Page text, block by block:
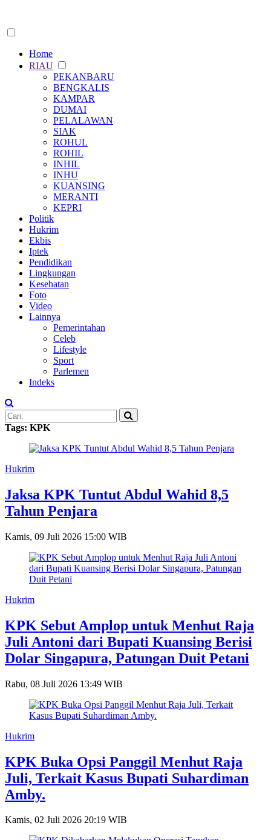
Home
RIAU
PEKANBARU
BENGKALIS
KAMPAR
DUMAI
PELALAWAN
SIAK
ROHUL
ROHIL
INHIL
INHU
KUANSING
MERANTI
KEPRI
Politik
Hukrim
Ekbis
Iptek
Pendidikan
Lingkungan
Kesehatan
Foto
Video
Lainnya
Pemerintahan
Celeb
Lifestyle
Sport
Parlemen
Indeks
Tags: KPK
Hukrim
Jaksa KPK Tuntut Abdul Wahid 8,5
Tahun Penjara
Kamis, 09 Juli 2026 15:00 WIB
Hukrim
KPK Sebut Amplop untuk Menhut Raja
Juli Antoni dari Bupati Kuansing Berisi
Dolar Singapura, Patungan Duit Petani
Rabu, 08 Juli 2026 13:49 WIB
Hukrim
KPK Buka Opsi Panggil Menhut Raja
Juli, Terkait Kasus Bupati Suhardiman
Amby.
Kamis, 02 Juli 2026 20:19 WIB